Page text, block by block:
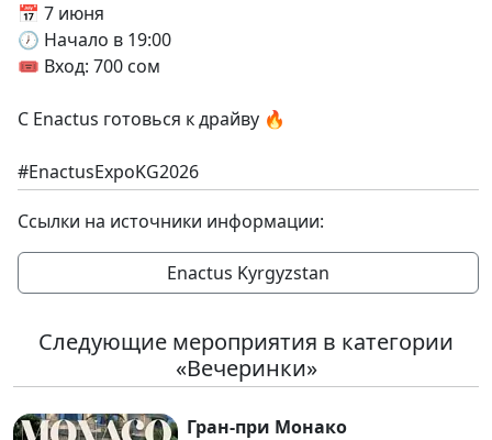
📅 7 июня
🕖 Начало в 19:00
🎟 Вход: 700 сом
С Enactus готовься к драйву 🔥
#EnactusExpoKG2026
Ссылки на источники информации:
Enactus Kyrgyzstan
Следующие мероприятия в категории
«Вечеринки»
Гран-при Монако